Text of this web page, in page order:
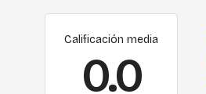
Calificación media
0.0